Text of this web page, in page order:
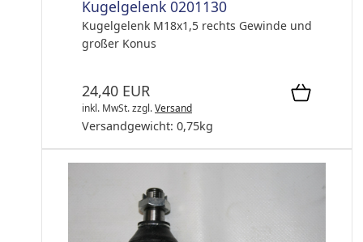
Kugelgelenk 0201130
Kugelgelenk M18x1,5 rechts Gewinde und
großer Konus
24,40 EUR
inkl. MwSt.zzgl.Versand
Versandgewicht: 0,75kg